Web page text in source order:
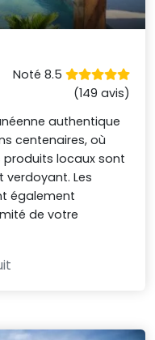
Noté 8.5
(149 avis)
authentique
centenaires, où
locaux sont
verdoyant. Les
également
de votre